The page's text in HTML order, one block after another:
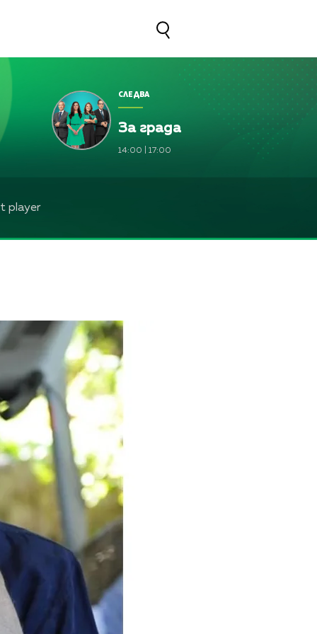
СЛЕДВА
За града
14:00 17:00
player